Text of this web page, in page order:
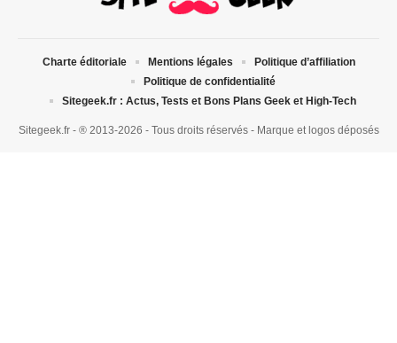
Sitegeek.fr - ® 2013-2026 - Tous droits réservés - Marque et logos déposés
Charte éditoriale Mentions légales
Politique d’affiliation
Politique de confidentialité
Sitegeek.fr : Actus, Tests et Bons Plans Geek et High-Tech